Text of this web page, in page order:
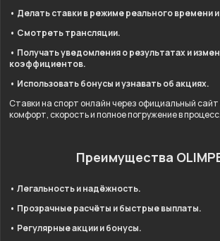
• Делать ставки в режиме реального времени
• Смотреть трансляции.
• Получать уведомления о результатах и
коэффициентов.
• Использовать бонусы и узнавать об акциях.
Ставки на спорт онлайн через официальный сайт
комфорт, скорость и полное погружение в процесс.
Преимущества
• Легальность и надёжность.
• Прозрачные расчёты и быстрые выплаты.
• Регулярные акции и бонусы.